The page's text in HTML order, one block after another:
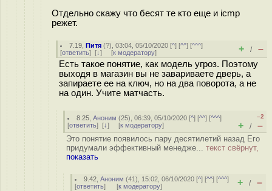
Отдельно скажу что бесят те кто еще и icmp
режет.
7.19 ,Питя (?), 03:04, 05/10/2020 [^] [^^] [^^^]
[ответить] [↓] [к модератору] + / –
Есть такое понятие, как модель угроз. Поэтому
выходя в магазин вы не завариваете дверь, а
запираете ее на ключ, но на два поворота, а не
на один. Учите матчасть.
8.25 ,Аноним (25), 06:39, 05/10/2020 [^] [^^] [^^^]
[ответить] [↓] [к модератору]
–2
+ / –
Это понятие появилось пару десятилетий назад Его
придумали эффективный менедже... текст свёрнут,
показать
9.42 ,Аноним (41), 15:02, 06/10/2020 [^] [^^] [^^^]
[ответить] [к модератору] + / –